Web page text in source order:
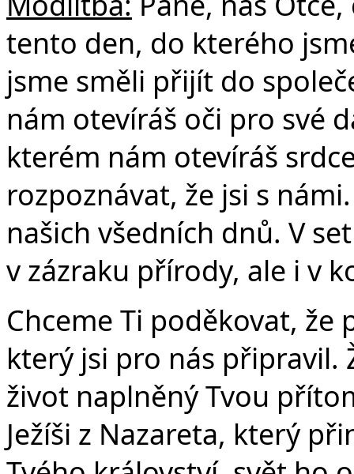
tento den, do kterého
jsme směli přijít do
nám otevíráš oči pro své
kterém nám otevíráš
rozpoznávat, že jsi s
našich všedních dnů. V
v zázraku přírody, ale i v
Chceme Ti poděkovat,
který jsi pro nás připravil.
život naplněný Tvou
Ježíši z Nazareta, který